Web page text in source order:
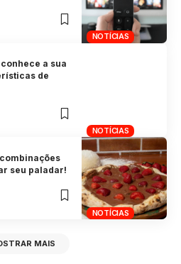
NOTÍCIAS
NOTÍCIAS
a sua
de
NOTÍCIAS
seu paladar!
MAIS